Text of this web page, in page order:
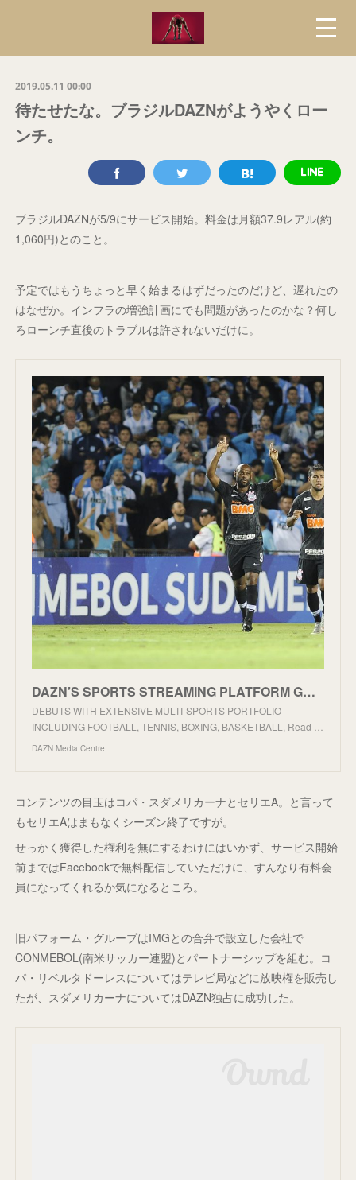
2019.05.11 00:00
待たせたな。ブラジルDAZNがようやくロー
ンチ。
ブラジルDAZNが5/9にサービス開始。料金は月額37.9レアル(約
1,060円)とのこと。
予定ではもうちょっと早く始まるはずだったのだけど、遅れたの
はなぜか。インフラの増強計画にでも問題があったのかな？何し
ろローンチ直後のトラブルは許されないだけに。
DAZN’S SPORTS STREAMING PLATFORM GOES LIVE IN BRAZIL | DAZN Media Centre
DEBUTS WITH EXTENSIVE MULTI-SPORTS PORTFOLIO
INCLUDING FOOTBALL, TENNIS, BOXING, BASKETBALL, Read …
DAZN Media Centre
コンテンツの目玉はコパ・スダメリカーナとセリエA。と言って
もセリエAはまもなくシーズン終了ですが。
せっかく獲得した権利を無にするわけにはいかず、サービス開始
前まではFacebookで無料配信していただけに、すんなり有料会
員になってくれるか気になるところ。
旧パフォーム・グループはIMGとの合弁で設立した会社で
CONMEBOL(南米サッカー連盟)とパートナーシップを組む。コ
パ・リベルタドーレスについてはテレビ局などに放映権を販売し
たが、スダメリカーナについてはDAZN独占に成功した。